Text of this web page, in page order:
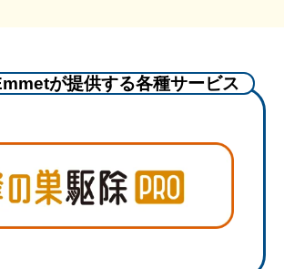
が提供する各種サービス